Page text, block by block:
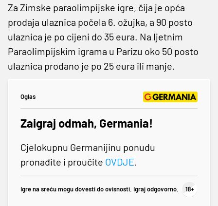
Za Zimske paraolimpijske igre, čija je opća
prodaja ulaznica počela 6. ožujka, a 90 posto
ulaznica je po cijeni do 35 eura. Na ljetnim
Paraolimpijskim igrama u Parizu oko 50 posto
ulaznica prodano je po 25 eura ili manje.
Oglas
Zaigraj odmah, Germania!
Cjelokupnu Germanijinu ponudu
pronađite i proučite OVDJE.
Igre na sreću mogu dovesti do ovisnosti. Igraj odgovorno.